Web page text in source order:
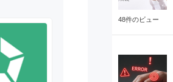
48件のビュー